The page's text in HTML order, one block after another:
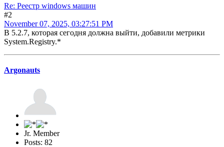
Re: Реестр windows машин
#2
November 07, 2025, 03:27:51 PM
В 5.2.7, которая сегодня должна выйти, добавили метрики
System.Registry.*
Argonauts
Jr. Member
Posts: 82